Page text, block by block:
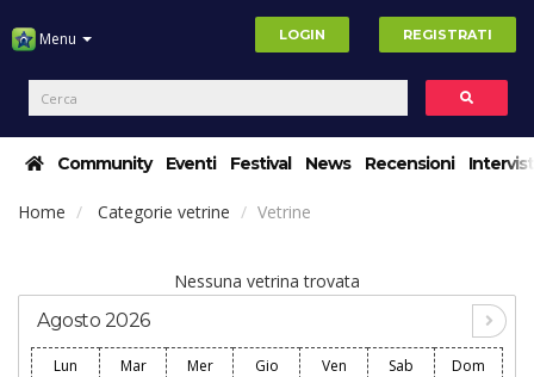
Menu LOGIN REGISTRATI
Community Eventi Festival News Recensioni
Home Categorie vetrine Vetrine
Nessuna vetrina trovata
Agosto 2026
Lun Mar Mer Gio Ven Sab
Dom